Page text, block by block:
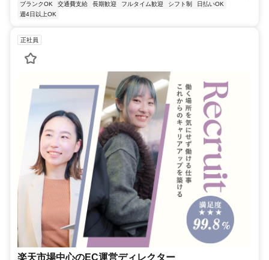
ブランクOK
交通費支給 長期歓迎 フルタイム歓迎 シフト制
日払いOK
週4日以上OK
正社員
楽天市場中心のEC運営ディレクター